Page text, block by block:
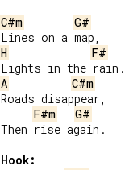
C#m
G#
H
F#
A
C#m
Roads disappear,
F#m
G#
Then rise again.
Hook: